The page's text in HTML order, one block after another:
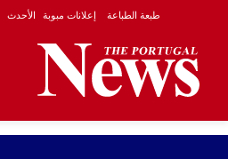
طبعة الطباعة إعلانات مبوبة الأحدث